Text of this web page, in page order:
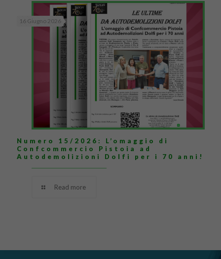
16 Giugno 2026
Numero 15/2026: L’omaggio di
Confcommercio Pistoia ad
Autodemolizioni Dolfi per i 70 anni!
Read more